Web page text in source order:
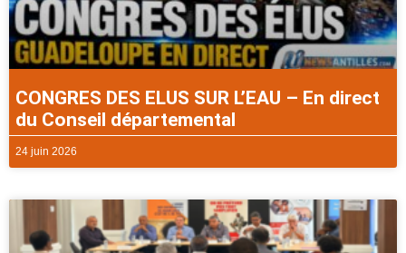
CONGRES DES ELUS SUR L’EAU – En direct
du Conseil départemental
24 juin 2026